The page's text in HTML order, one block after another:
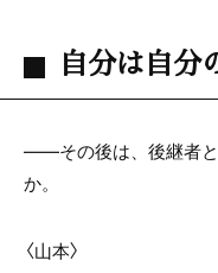
自分は自分
——その後は、後継者と
か。
〈山本〉